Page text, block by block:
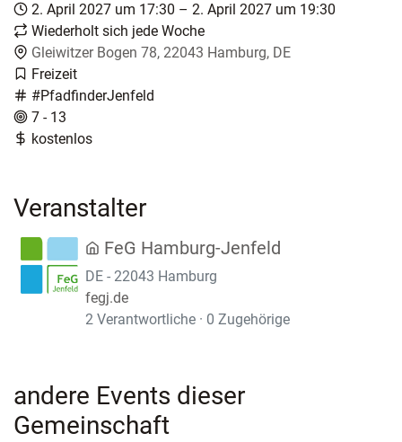
2. April 2027 um 17:30 – 2. April 2027 um 19:30
Wiederholt sich jede Woche
Gleiwitzer Bogen 78, 22043 Hamburg, DE
Freizeit
#PfadfinderJenfeld
7 - 13
kostenlos
Veranstalter
FeG Hamburg-Jenfeld
DE - 22043 Hamburg
fegj.de
2 Verantwortliche · 0 Zugehörige
andere Events dieser
Gemeinschaft